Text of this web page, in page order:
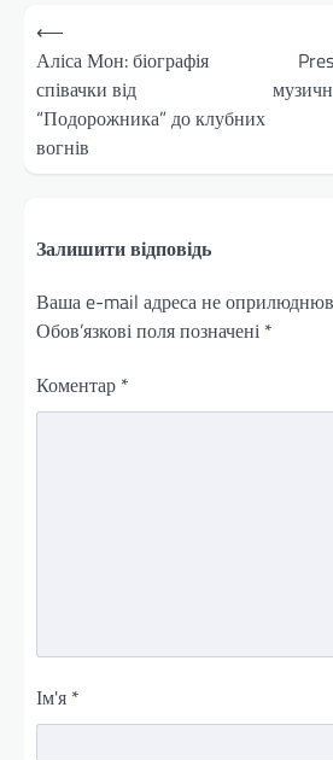
Навігація
записів
⟵
Аліса Мон: біографія
співачки від
“Подорожника” до клубних
вогнів
Залишити відповідь
Ваша e-mail адреса не
Обов’язкові поля позначені *
Коментар *
Ім'я *